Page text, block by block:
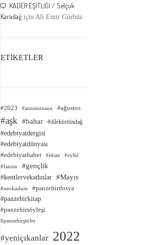
KADER EŞİTLİĞİ / Selçuk
Karadağ için Ali Emir Gürbüz
ETİKETLER
#2023 #annieernaux #ağustos
#aşk #bahar #dileküstündağ
#edebiyatdergisi
#edebiyatdünyası
#edebiyathaber #ekim #eylül
#fanzin
#gençlik
#kentlervekadınlar #Mayıs
#neokudum
#panzehirdosya
#panzehirkitap
#panzehirsöyleşi
#panzehirşiirler
#yeniçıkanlar 2022